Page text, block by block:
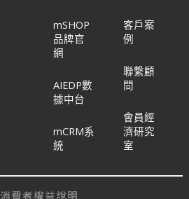
mSHOP
品牌官
網
AIEDP數
據中台
mCRM系
統
客戶案
例
聯繫顧
問
會員經
濟研究
室
消費者權益說明